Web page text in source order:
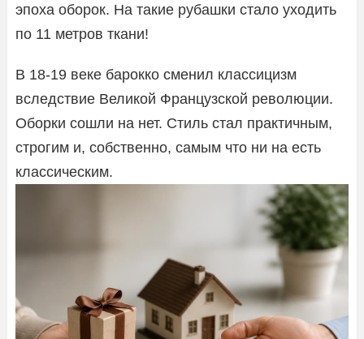
эпоха оборок. На такие рубашки стало уходить
по 11 метров ткани!
В 18-19 веке барокко сменил классицизм
вследствие Великой Французской революции.
Оборки сошли на нет. Стиль стал практичным,
строгим и, собственно, самым что ни на есть
классическим.